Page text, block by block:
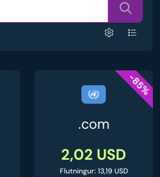
-85%
.com
2,02 USD
Flutningur: 13,19 USD